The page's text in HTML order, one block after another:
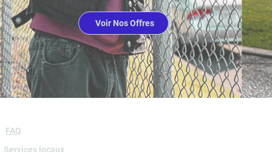
Voir Nos Offres
FAQ
Services locaux